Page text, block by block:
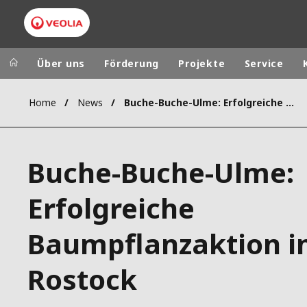
Veolia Group
CAMPUS
FOUNDATION
INSTITUTE
In the
ASIA
AUSTRALIA
Über uns Förderung Projekte Service
Home News Buche-Buche-Ulme: Erfolgreiche Baumpflanzaktion in Rostock
Buche-Buche-Ulme:
Erfolgreiche
Baumpflanzaktion
Rostock